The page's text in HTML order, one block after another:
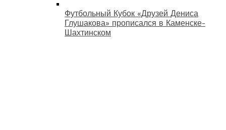
Футбольный Кубок «Друзей Дениса
Глушакова» прописался в Каменске-
Шахтинском